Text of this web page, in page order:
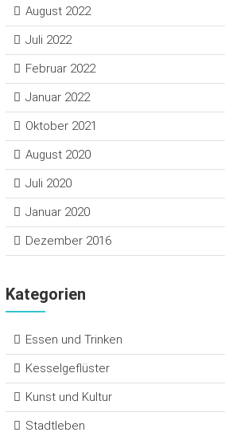
August 2022
Juli 2022
Februar 2022
Januar 2022
Oktober 2021
August 2020
Juli 2020
Januar 2020
Dezember 2016
Kategorien
Essen und Trinken
Kesselgeflüster
Kunst und Kultur
Stadtleben